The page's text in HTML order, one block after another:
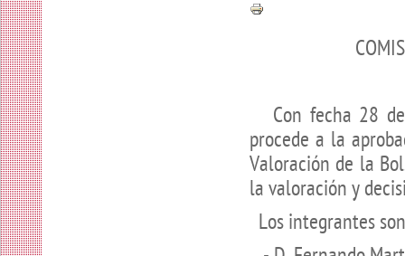
Con fecha 28 de
procede a la
Valoración de la
la valoración y
Los integrantes